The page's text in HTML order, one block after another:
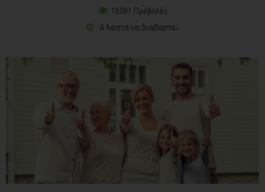
16581 Προβολές
4 λεπτά να διαβαστεί